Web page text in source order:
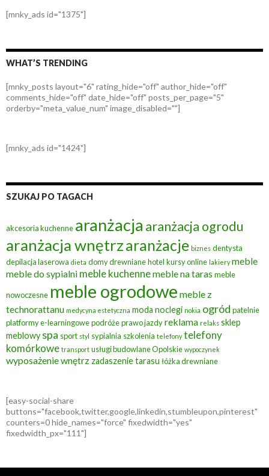
[mnky_ads id="1375"]
WHAT’S TRENDING
[mnky_posts layout="6" rating_hide="off" author_hide="off"
comments_hide="off" date_hide="off" posts_per_page="5"
orderby="meta_value_num" image_disabled=""]
[mnky_ads id="1424"]
SZUKAJ PO TAGACH
akcesoria kuchenne aranżacja aranżacja ogrodu
aranżacja wnętrzaranżacje biznes dentysta
depilacja laserowa dieta domy drewnianehotel kursy online lakiery meble
meble do sypialni meble kuchennemeble na taras meble
nowoczesne meble ogrodowe meble z
technorattanu medycyna estetyczna moda noclegi nokia ogród patelnie
platformy e-learningowepodróżeprawo jazdyreklama relaks sklep
meblowy spa sport styl sypialnia szkolenia telefony telefony
komórkowe transport usługi budowlane Opolskie wypoczynek
wyposażenie wnętrz zadaszenie tarasu łóżka drewniane
[easy-social-share
buttons="facebook,twitter,google,linkedin,stumbleupon,pinterest"
counters=0 hide_names="force" fixedwidth="yes"
fixedwidth_px="111"]